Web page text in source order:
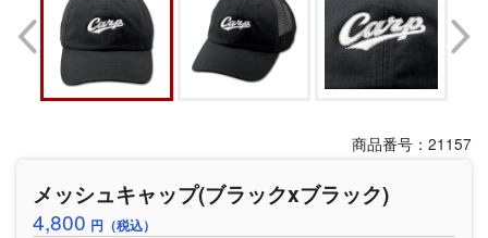
商品番号：21157
メッシュキャップ(ブラックxブラック)
4,800 円（税込）